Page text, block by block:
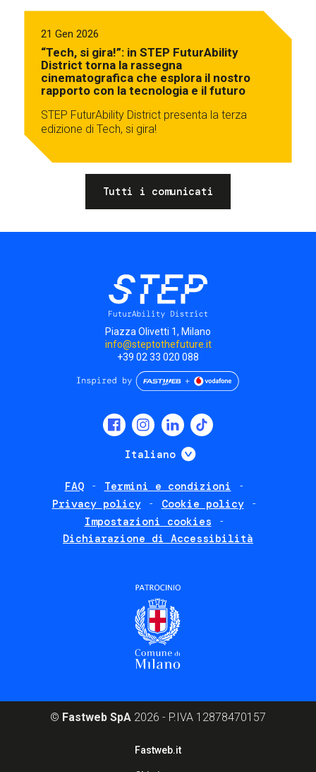
21 Gen 2026
“Tech, si gira!”: in STEP FuturAbility
District torna la rassegna
cinematografica che esplora il nostro
rapporto con la tecnologia e il futuro
STEP FuturAbility District presenta la terza
edizione di Tech, si gira!
Tutti i comunicati
Piazza Olivetti 1, Milano
info@steptothefuture.it
+39 02 33 020 088
Italiano Mostra ulteriori
FAQ
Termini e condizioni
Privacy policy
Cookie policy
Impostazioni cookies
Dichiarazione di Accessibilità
© Fastweb SpA 2026 - P.IVA 12878470157
Fastweb.it